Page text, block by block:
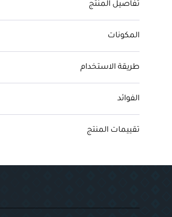
تفاصيل المنتج
المكونات
طريقة الاستخدام
الفوائد
تقييمات المنتج